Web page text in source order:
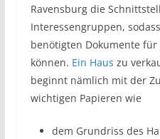
Ravensburg die
Interessengruppen,
benötigten Dokumente
können. Ein Haus zu
beginnt nämlich mit der
wichtigen Papieren wie
dem Grundriss des